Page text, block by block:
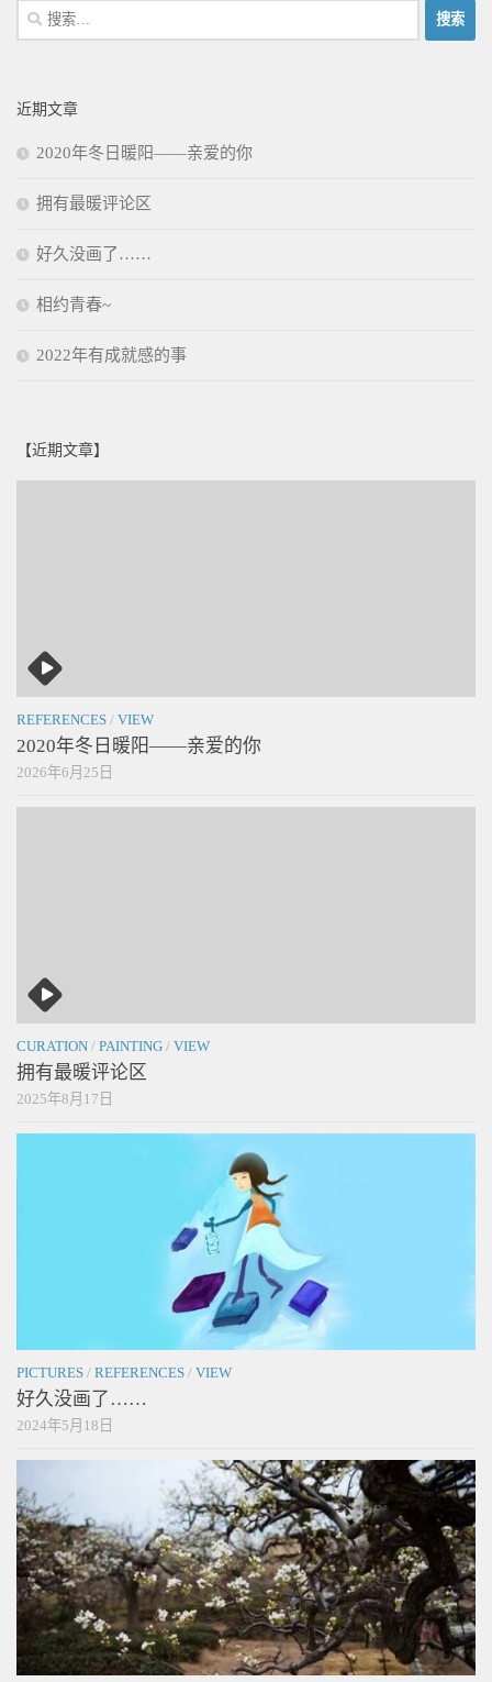
搜
索：
近期文章
2020年冬日暖阳——亲爱的你
拥有最暖评论区
好久没画了……
相约青春~
2022年有成就感的事
【近期文章】
REFERENCES / VIEW
2020年冬日暖阳——亲爱的你
2026年6月25日
CURATION / PAINTING / VIEW
拥有最暖评论区
2025年8月17日
PICTURES / REFERENCES / VIEW
好久没画了……
2024年5月18日